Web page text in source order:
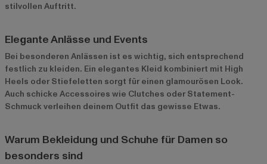
stilvollen Auftritt.
Elegante Anlässe und Events
Bei besonderen Anlässen ist es wichtig, sich entsprechend
festlich zu kleiden. Ein elegantes Kleid kombiniert mit High
Heels oder Stiefeletten sorgt für einen glamourösen Look.
Auch schicke Accessoires wie Clutches oder Statement-
Schmuck verleihen deinem Outfit das gewisse Etwas.
Warum Bekleidung und Schuhe für Damen so
besonders sind